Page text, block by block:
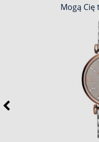
Mogą Cię